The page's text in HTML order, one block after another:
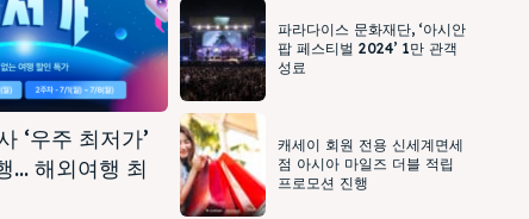
‘우주 최저가’
… 해외여행 최
파라다이스 문화재단, ‘아시안
팝 페스티벌 2024’ 1만 관객
성료
캐세이 회원 전용 신세계면세
점 아시아 마일즈 더블 적립
프로모션 진행